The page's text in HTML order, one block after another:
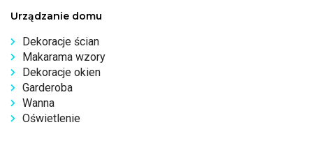
Urządzanie domu
Dekoracje ścian
Makarama wzory
Dekoracje okien
Garderoba
Wanna
Oświetlenie